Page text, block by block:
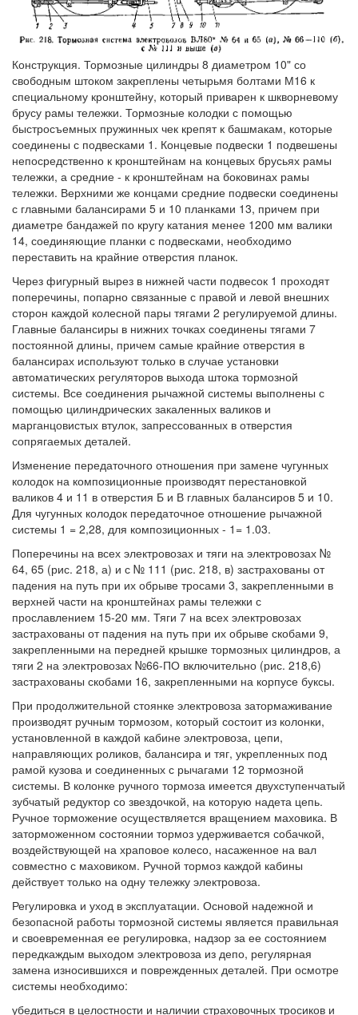
Конструкция. Тормозные цилиндры 8 диаметром 10" со
свободным штоком закреплены четырьмя болтами М16 к
специальному кронштейну, который приварен к шкворневому
брусу рамы тележки. Тормозные колодки с помощью
быстросъемных пружинных чек крепят к башмакам, которые
соединены с подвесками 1. Концевые подвески 1 подвешены
непосредственно к кронштейнам на концевых брусьях рамы
тележки, а средние - к кронштейнам на боковинах рамы
тележки. Верхними же концами средние подвески соединены
с главными балансирами 5 и 10 планками 13, причем при
диаметре бандажей по кругу катания менее 1200 мм валики
14, соединяющие планки с подвесками, необходимо
переставить на крайние отверстия планок.
Через фигурный вырез в нижней части подвесок 1 проходят
поперечины, попарно связанные с правой и левой внешних
сторон каждой колесной пары тягами 2 регулируемой длины.
Главные балансиры в нижних точках соединены тягами 7
постоянной длины, причем самые крайние отверстия в
балансирах используют только в случае установки
автоматических регуляторов выхода штока тормозной
системы. Все соединения рычажной системы выполнены с
помощью цилиндрических закаленных валиков и
марганцовистых втулок, запрессованных в отверстия
сопрягаемых деталей.
Изменение передаточного отношения при замене чугунных
колодок на композиционные производят перестановкой
валиков 4 и 11 в отверстия Б и В главных балансиров 5 и 10.
Для чугунных колодок передаточное отношение рычажной
системы 1 = 2,28, для композиционных - 1= 1.03.
Поперечины на всех электровозах и тяги на электровозах №
64, 65 (рис. 218, а) и с № 111 (рис. 218, в) застрахованы от
падения на путь при их обрыве тросами 3, закрепленными в
верхней части на кронштейнах рамы тележки с
прославлением 15-20 мм. Тяги 7 на всех электровозах
застрахованы от падения на путь при их обрыве скобами 9,
закрепленными на передней крышке тормозных цилиндров, а
тяги 2 на электровозах №66-ПО включительно (рис. 218,6)
застрахованы скобами 16, закрепленными на корпусе буксы.
При продолжительной стоянке электровоза затормаживание
производят ручным тормозом, который состоит из колонки,
установленной в каждой кабине электровоза, цепи,
направляющих роликов, балансира и тяг, укрепленных под
рамой кузова и соединенных с рычагами 12 тормозной
системы. В колонке ручного тормоза имеется двухступенчатый
зубчатый редуктор со звездочкой, на которую надета цепь.
Ручное торможение осуществляется вращением маховика. В
заторможенном состоянии тормоз удерживается собачкой,
воздействующей на храповое колесо, насаженное на вал
совместно с маховиком. Ручной тормоз каждой кабины
действует только на одну тележку электровоза.
Регулировка и уход в эксплуатации. Основой надежной и
безопасной работы тормозной системы является правильная
и своевременная ее регулировка, надзор за ее состоянием
передкаждым выходом электровоза из депо, регулярная
замена износившихся и поврежденных деталей. При осмотре
системы необходимо:
убедиться в целостности и наличии страховочных тросиков и